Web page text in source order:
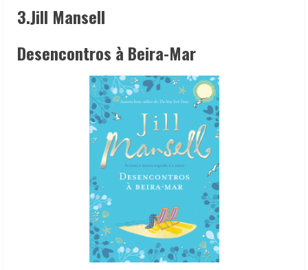
3.Jill Mansell
Desencontros à Beira-Mar